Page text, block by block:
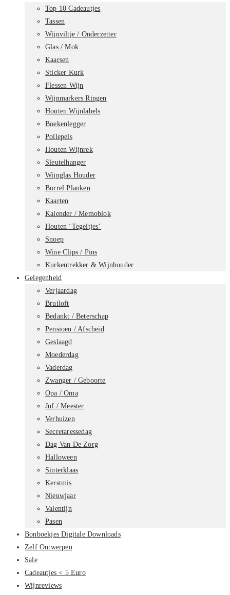
Top 10 Cadeautjes
Tassen
Wijnviltje / Onderzetter
Glas / Mok
Kaarsen
Sticker Kurk
Flessen Wijn
Wijnmarkers Ringen
Houten Wijnlabels
Boekenlegger
Pollepels
Houten Wijnrek
Sleutelhanger
Wijnglas Houder
Borrel Planken
Kaarten
Kalender / Memoblok
Houten ‘Tegeltjes’
Snoep
Wine Clips / Pins
Kurkentrekker & Wijnhouder
Gelegenheid
Verjaardag
Bruiloft
Bedankt / Beterschap
Pensioen / Afscheid
Geslaagd
Moederdag
Vaderdag
Zwanger / Geboorte
Opa / Oma
Juf / Meester
Verhuizen
Secretaressedag
Dag Van De Zorg
Halloween
Sinterklaas
Kerstmis
Nieuwjaar
Valentijn
Pasen
Bonboekjes Digitale Downloads
Zelf Ontwerpen
Sale
Cadeautjes < 5 Euro
Wijnreviews